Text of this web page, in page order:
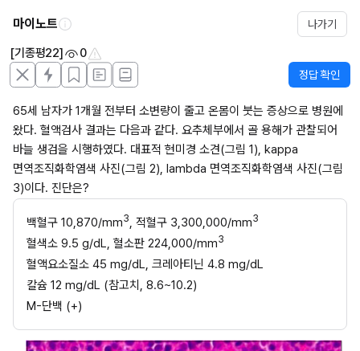
마이노트 나가기
[기종평22] 0
정답 확인
65세 남자가 1개월 전부터 소변량이 줄고 온몸이 붓는 증상으로 병원에
왔다. 혈액검사 결과는 다음과 같다. 요추체부에서 골 용해가 관찰되어
바늘 생검을 시행하였다. 대표적 현미경 소견(그림 1), kappa
면역조직화학염색 사진(그림 2), lambda 면역조직화학염색 사진(그림
3)이다. 진단은?
백혈구 10,870/mm3, 적혈구 3,300,000/mm3
혈색소 9.5 g/dL, 혈소판 224,000/mm3
혈액요소질소 45 mg/dL, 크레아티닌 4.8 mg/dL
칼슘 12 mg/dL (참고치, 8.6~10.2)
M-단백 (+)